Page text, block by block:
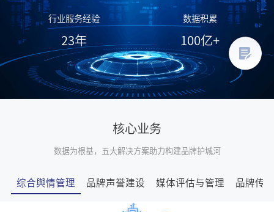
行业服务经验
23年
数据积累
100亿+
核心业务
数据为根基，五大解决方案助力构建品牌护城河
综合舆情管理 品牌声誉建设 媒体评估与管理 品牌传